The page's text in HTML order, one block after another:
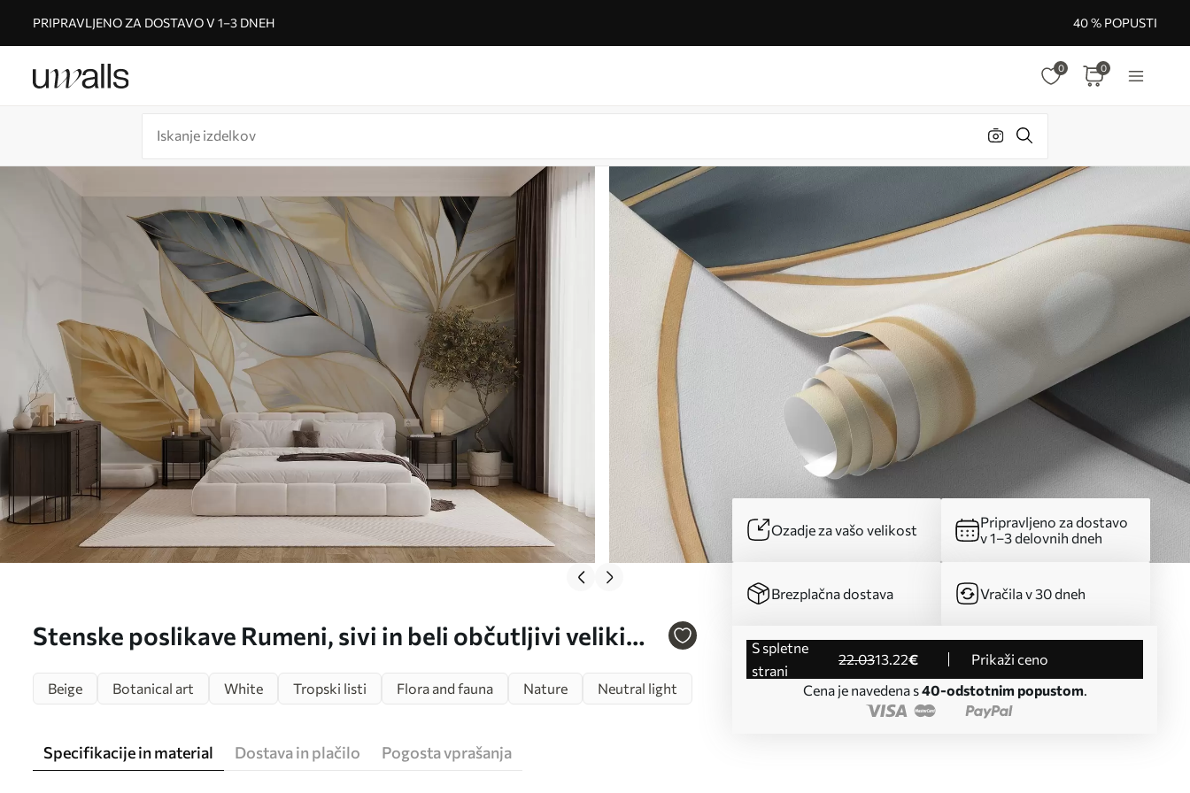
PRIPRAVLJENO ZA DOSTAVO V 1–3 DNEH 40 % POPUSTI
0 0
Stenske poslikave Rumeni, sivi in beli občutljivi veliki
w08828
Ozadje za vašo velikost
Pripravljeno za dostavo
v 1–3 delovnih dneh
Brezplačna dostava Vračila v 30 dneh
s spletne
strani
22.0313.22€
Prikaži ceno
Cena je navedena s40-odstotnim popustom.
Beige Botanical art White Tropski listi Flora and fauna Nature Neutral light
Specifikacije in material Dostava in plačilo Pogosta vprašanja